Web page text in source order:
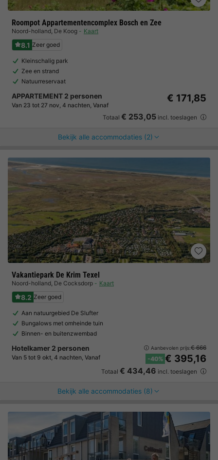
Roompot Appartementencomplex Bosch en Zee
Noord-holland, De Koog Kaart
8.1 Zeer goed
Kleinschalig park
Zee en strand
Natuurreservaat
APPARTEMENT 2 personen
Van 23 tot 27 nov, 4 nachten, Vanaf
€ 171,85
Totaal € 253,05 incl. toeslagen
Bekijk alle accommodaties (2)
Vakantiepark De Krim Texel
Noord-holland, De Cocksdorp Kaart
8.2 Zeer goed
Aan natuurgebied De Slufter
Bungalows met omheinde tuin
Binnen- en buitenzwembad
Hotelkamer 2 personen
Van 5 tot 9 okt, 4 nachten, Vanaf
Aanbevolen prijs:€ 666
-40% € 395,16
Totaal € 434,46 incl. toeslagen
Bekijk alle accommodaties (8)